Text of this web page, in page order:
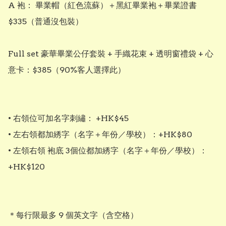
A 袍： 畢業帽（紅色流蘇）＋黑紅畢業袍＋畢業證書
$335（普通沒包裝）
Full set 豪華畢業公仔套裝 + 手織花束 + 透明窗禮袋 + 心
意卡：$385（90%客人選擇此）
• 右領位可加名字刺繡： +HK$45
• 左右領都加綉字（名字＋年份／學校）：+HK$80
• 左領右領 袍底 3個位都加綉字（名字＋年份／學校）：
+HK$120
＊每行限最多 9 個英文字（含空格）